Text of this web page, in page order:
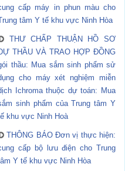
cấp máy in phun màu cho
tâm Y tế khu vực Ninh Hòa
THƯ CHẤP THUẬN HỒ SƠ
THẦU VÀ TRAO HỢP ĐỒNG
thầu: Mua sắm sinh phẩm sử
cho máy xét nghiệm miễn
Ichroma thuộc dự toán: Mua
sinh phẩm của Trung tâm Y
khu vực Ninh Hoà
THÔNG BÁO Đơn vị thực hiện:
cấp bộ lưu điện cho Trung
Y tế khu vực Ninh Hòa